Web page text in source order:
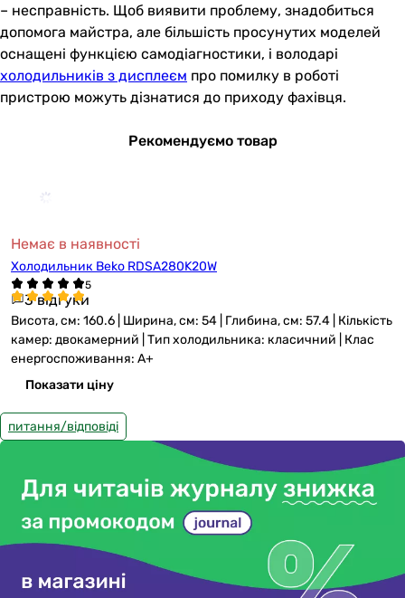
– несправність. Щоб виявити проблему, знадобиться
допомога майстра, але більшість просунутих моделей
оснащені функцією самодіагностики, і володарі
холодильників з дисплеєм про помилку в роботі
пристрою можуть дізнатися до приходу фахівця.
Рекомендуємо товар
Немає в наявності
Холодильник Beko RDSA280K20W
3 відгуки
Висота, см: 160.6 | Ширина, см: 54 | Глибина, см: 57.4 | Кількість
камер: двокамерний | Тип холодильника: класичний | Клас
енергоспоживання: A+
Показати ціну
питання/відповіді